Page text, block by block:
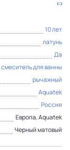
10 лет
латунь
Да
смеситель для ванны
рычажный
Aquatek
Россия
Европа, Aquatek
Черный матовый